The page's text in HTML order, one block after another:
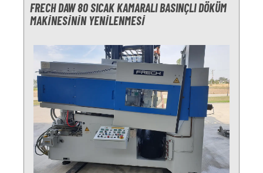
FRECH DAW 80 SICAK KAMARALI BASINÇLI DÖKÜM
MAKINESININ YENILENMESI